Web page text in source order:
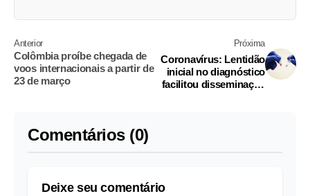
Anterior
Colômbia proíbe chegada de
voos internacionais a partir de
23 de março
Próxima
Coronavírus: Lentidão
inicial no diagnóstico
facilitou disseminação
Comentários (0)
Deixe seu comentário